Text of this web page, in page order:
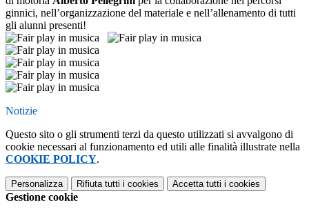
ginnici, nell’organizzazione del materiale e nell’allenamento di tutti
gli alunni presenti!
Notizie
Questo sito o gli strumenti terzi da questo utilizzati si avvalgono di
cookie necessari al funzionamento ed utili alle finalità illustrate nella
COOKIE POLICY.
Personalizza Rifiuta tutti i cookies Accetta tutti i cookies
Gestione cookie